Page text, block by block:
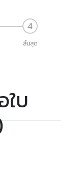
สิ้นสุด
บ